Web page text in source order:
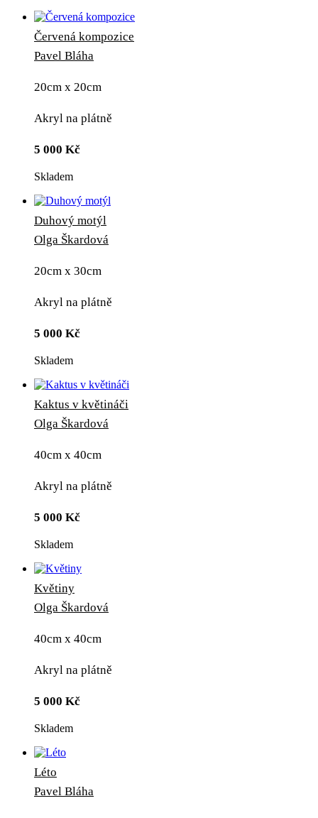
Červená kompozice
Pavel Bláha
20cm x 20cm
Akryl na plátně
5 000 Kč
Skladem
Duhový motýl
Olga Škardová
20cm x 30cm
Akryl na plátně
5 000 Kč
Skladem
Kaktus v květináči
Olga Škardová
40cm x 40cm
Akryl na plátně
5 000 Kč
Skladem
Květiny
Olga Škardová
40cm x 40cm
Akryl na plátně
5 000 Kč
Skladem
Léto
Pavel Bláha